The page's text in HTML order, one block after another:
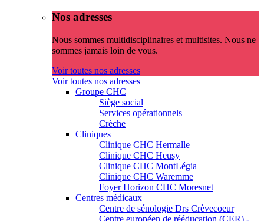
Nos adresses
Nous sommes multidisciplinaires et multisites. Nous ne
sommes jamais loin de vous.
Voir toutes nos adresses
Voir toutes nos adresses
Groupe CHC
Siège social
Services opérationnels
Crèche
Cliniques
Clinique CHC Hermalle
Clinique CHC Heusy
Clinique CHC MontLégia
Clinique CHC Waremme
Foyer Horizon CHC Moresnet
Centres médicaux
Centre de sénologie Drs Crèvecoeur
Centre européen de rééducation (CER) -